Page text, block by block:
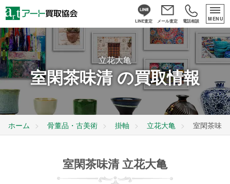
LINE査定 メール査定 電話相談 MENU
立花大亀
室閑茶味清 の買取情報
ホーム 骨董品・古美術 掛軸 立花大亀 室閑茶味清
室閑茶味清 立花大亀